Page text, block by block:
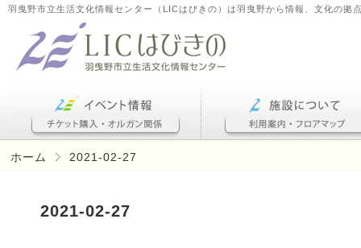
羽曳野市立生活文化情報センター（LICはびきの）は羽曳野から情報、文化の拠
ホーム 2021-02-27
2021-02-27